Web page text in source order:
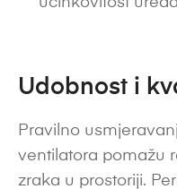
Udobnost i
Pravilno
ventilatora pomažu
zraka u prostoriji.